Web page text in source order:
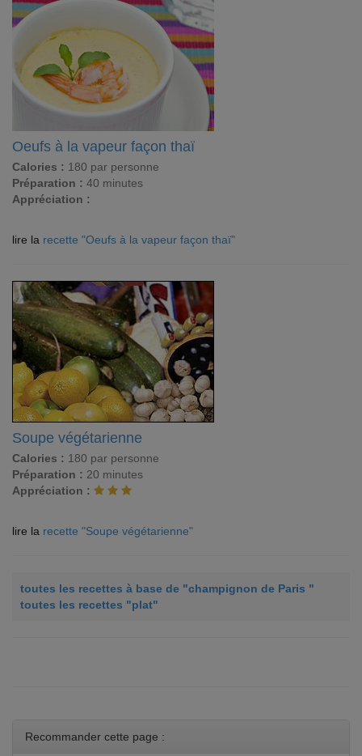
Oeufs à la vapeur façon thaï
Calories : 180 par personne
Préparation : 40 minutes
Appréciation :
lire la recette "Oeufs à la vapeur façon thaï"
Soupe végétarienne
Calories : 180 par personne
Préparation : 20 minutes
Appréciation :
lire la recette "Soupe végétarienne"
toutes les recettes à base de "champignon de Paris "
toutes les recettes "plat"
Recommander cette page :